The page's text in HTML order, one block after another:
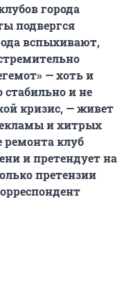
города
подвергся
вспыхивают,
— хоть и
стабильно и не
кризис, — живет
и хитрых
ремонта клуб
и претендует на
претензии